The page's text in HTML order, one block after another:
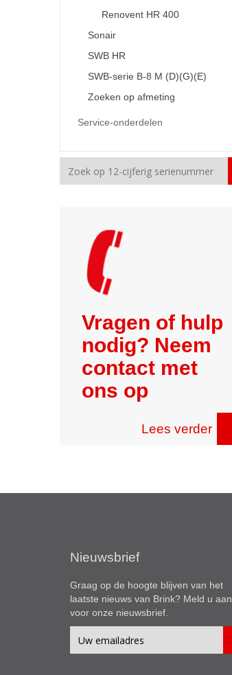
Renovent HR 400
Sonair
SWB HR
SWB-serie B-8 M (D)(G)(E)
Zoeken op afmeting
Service-onderdelen
Vragen of hulp
nodig? Neem
contact met
ons op
Lees verder
Nieuwsbrief
Graag op de hoogte blijven van het
laatste nieuws van Brink? Meld u aan
voor onze nieuwsbrief.